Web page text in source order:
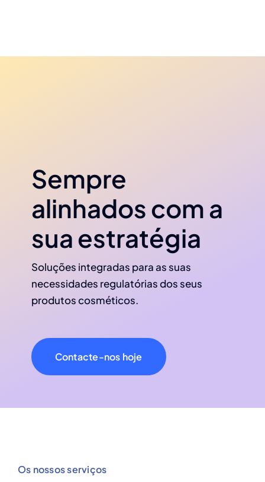
Sempre
alinhados com a
sua estratégia
Soluções integradas para as suas
necessidades regulatórias dos seus
produtos cosméticos.
Contacte-nos hoje
Os nossos serviços